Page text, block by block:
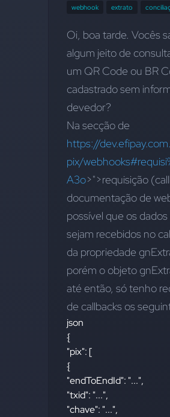
webhook
extrato
Oi, boa tarde. Vocês
algum jeito de
um QR Code ou BR
cadastrado sem
devedor?
https://
pix/
A3o>">requisição
documentação de
possível que os
sejam recebidos no
da propriedade
porém o objeto
até então, só tenho
de callbacks os
json
{
"pix": [
{
"endToEndId": "...",
"txid": "...",
"chave": "...",